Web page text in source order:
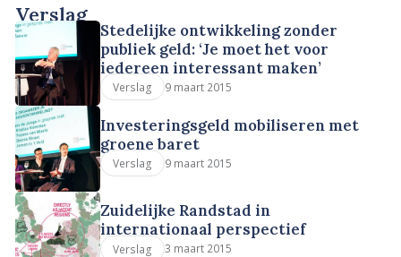
Verslag
Stedelijke ontwikkeling zonder
publiek geld: ‘Je moet het voor
iedereen interessant maken’
Verslag 9 maart 2015
Investeringsgeld mobiliseren met
groene baret
Verslag 9 maart 2015
Zuidelijke Randstad in
internationaal perspectief
Verslag 3 maart 2015